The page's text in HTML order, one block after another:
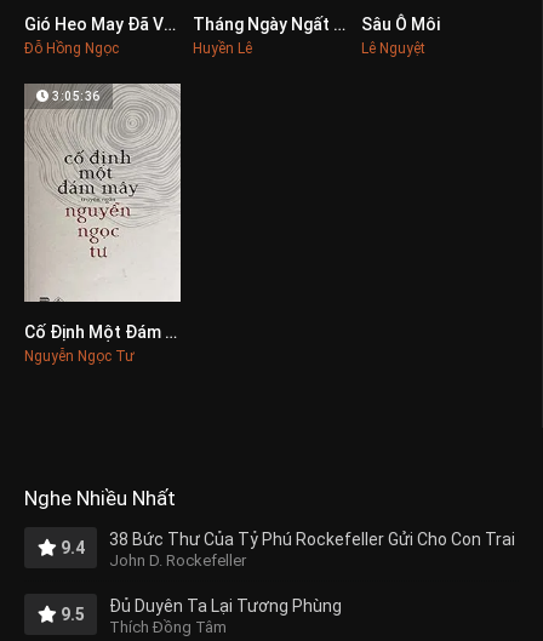
0Gió Heo May Đã Về…
Đỗ Hồng Ngọc
0Tháng Ngày Ngất Ngưởng
Huyền Lê
Sâu Ô Môi
Lê Nguyệt
0
3:05:36
Cố Định Một Đám Mây
Nguyễn Ngọc Tư
Nghe Nhiều Nhất
9.4 38 Bức Thư Của Tỷ Phú Rockefeller Gửi Cho Con Trai
John D. Rockefeller
9.5 Đủ Duyên Ta Lại Tương Phùng
Thích Đồng Tâm